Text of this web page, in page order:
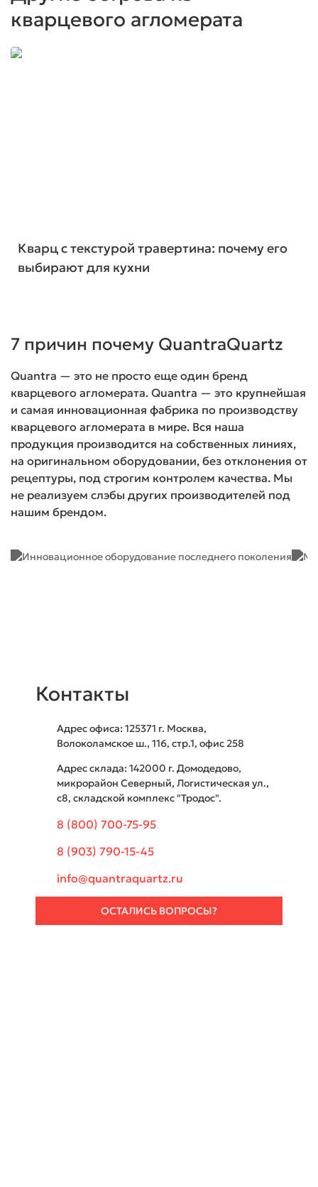
кварцевого агломерата
Кварц с текстурой травертина: почему его
выбирают для кухни
7 причин почему QuantraQuartz
Quantra — это не просто еще один бренд
кварцевого агломерата. Quantra — это крупнейшая
и самая инновационная фабрика по производству
кварцевого агломерата в мире. Вся наша
продукция производится на собственных линиях,
на оригинальном оборудовании, без отклонения от
рецептуры, под строгим контролем качества. Мы
не реализуем слэбы других производителей под
нашим брендом.
Контакты
Адрес офиса: 125371 г. Москва,
Волоколамское ш., 116, стр.1, офис 258
Адрес склада: 142000 г. Домодедово,
микрорайон Северный, Логистическая ул.,
с8, складской комплекс "Тродос".
8 (800) 700-75-95
8 (903) 790-15-45
info@quantraquartz.ru
ОСТАЛИСЬ ВОПРОСЫ?